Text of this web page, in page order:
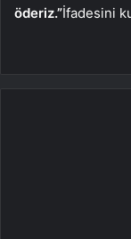
öderiz.”İfadesini